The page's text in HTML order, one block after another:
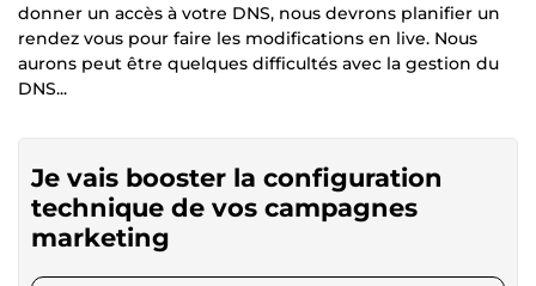
donner un accès à votre DNS, nous devrons planifier un
rendez vous pour faire les modifications en live. Nous
aurons peut être quelques difficultés avec la gestion du
DNS...
Je vais booster la configuration
technique de vos campagnes
marketing